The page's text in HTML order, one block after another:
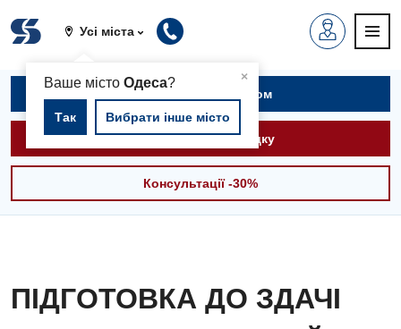
Усі міста
×
Ваше містоОдеса?
Так Вибрати інше місто
Записатися на прийом
Викликати швидку
Консультації -30%
ПІДГОТОВКА ДО ЗДАЧІ